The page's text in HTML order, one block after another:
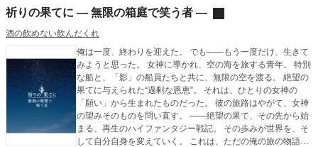
祈りの果てに ― 無限の箱庭で笑う者 ―
酒の飲めない飲んだくれ
俺は一度、終わりを迎えた。 でも――もう一度だけ、生きて
みようと思った。 女神に導かれ、空の海を旅する青年。 特別
な船と、「影」の船員たちと共に、無限の空を渡る。 絶望の
果てに与えられた“過剰な恩恵”。 それは、ひとりの女神の
「願い」から生まれたものだった。 彼の旅路はやがて、女神
の望みそのものを問い直す。 ――絶望の果て、その先から始
まる、再生のハイファンタジー戦記。 その歩みが世界を、そ
して自分自身を変えていく。 これは、ただの俺の旅の物語。